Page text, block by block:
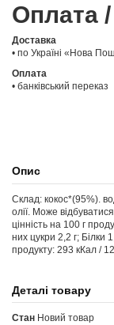
Оплата
Доставка
• по Україні «Нова
Оплата
• банківський переказ
Опис
Склад: кокос*(95%).
олії. Може
цінність на 100 г
них цукри 2,2 г; Білки
продукту: 293 кКал /
Деталі товару
Стан Новий товар